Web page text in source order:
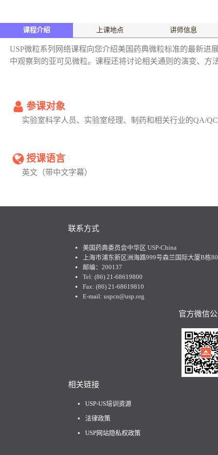
课程介绍 上课地点 讲师信息
USP微粒系列网络课程向您介绍美国药典微粒标准的最新进
中观察到的亚可见微粒。课程还将讨论相关通则的演变、方
参课对象
实验室科学人员、实验室经理、制药和相关行业的QA/
授课语言
英文（带中文字幕）
联系方式
美国药典委员会中华区 USP-China
上海市浦东新区洲海路999号森兰国际大厦B栋
邮编：200137
Tel: (86) 21-68619800
Fax: (86) 21-68619810
E-mail: uspcn@usp.org
官方微信
相关链接
USP-US培训资源
法律政策
USP网站隐私权政策